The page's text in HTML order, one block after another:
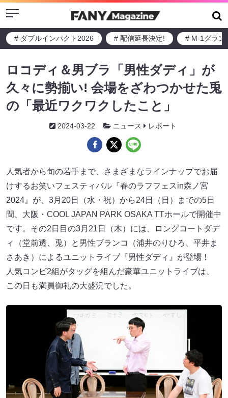
Menu
# ダブルインパクト2026 # 配信延長決定! # M-1グラン
ロコディ＆男ブラ「男性ダディ」が
久々に勢揃い! 会場をざわつかせた兎
の「最近ワクワクしたこと」
2024-03-22 ニュース レポート
人気者から旬の若手まで、さまざまなラインナップでお届
けするお笑いフェスティバル『春のラフフェスin森ノ宮
2024』が、3月20日（水・祝）から24日（日）までの5日
間、大阪・COOL JAPAN PARK OSAKA TTホールで開催中
です。その2日目の3月21日（木）には、ロングコートダデ
ィ（堂前透、兎）と男性ブランコ（浦井のりひろ、平井ま
さあき）によるユニットライブ『男性ダディ』が登場！
人気コンビ2組がタッグを組んだ豪華ユニットライブは、
この日も満員御礼の大盛況でした。